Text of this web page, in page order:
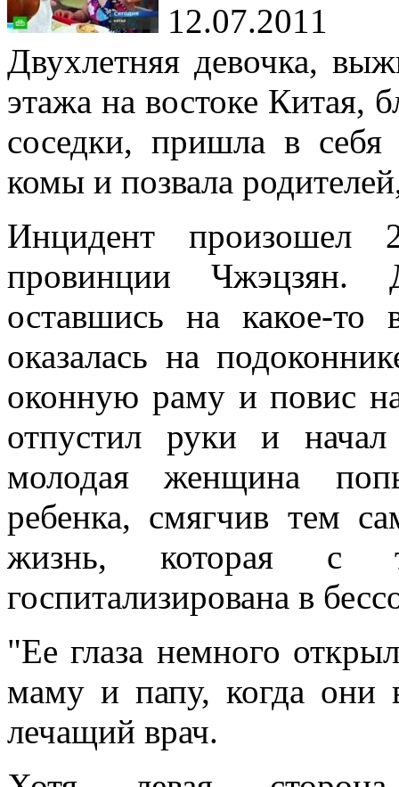
12.07.2011
Двухлетняя девочка,
этажа на востоке Китая,
соседки, пришла в
комы и позвала
Инцидент
провинции
оставшись на какое-то
оказалась на
оконную раму и повис
отпустил руки и
молодая женщина
ребенка, смягчив тем
жизнь, которая с
госпитализирована в
"Ее глаза немного
маму и папу, когда они
лечащий врач.